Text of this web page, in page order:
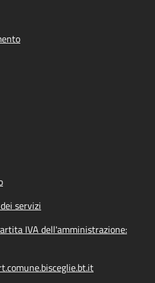
servizi
IVA dell'amministrazione: